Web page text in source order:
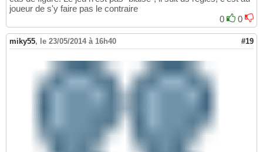
joueur de s'y faire pas le contraire
0
0
miky55, le 23/05/2014 à 16h40 #19